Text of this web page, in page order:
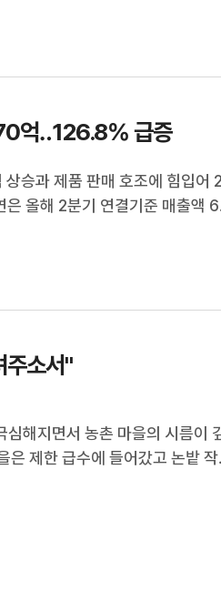
통지를 했다고 밝혔습니다.병원
억‥126.8% 급증
승과 제품 판매 호조에 힘입어 2
올해 2분기 연결기준 매출액 6
익은 126.8% 증가한 것으로, 고
주소서"
해지면서 농촌 마을의 시름이
은 제한 급수에 들어갔고 논밭 작
습니다.홍상순 기잡니다.[리포트]